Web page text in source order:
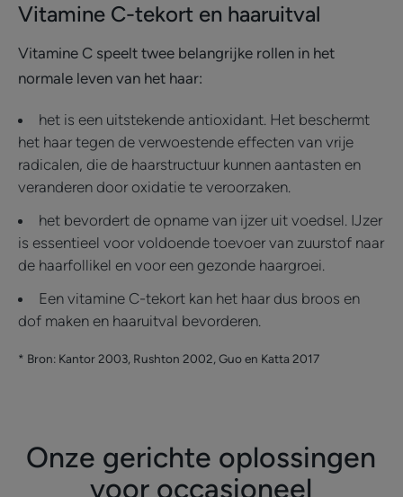
Vitamine C-tekort en haaruitval
Vitamine C speelt twee belangrijke rollen in het
normale leven van het haar:
het is een uitstekende antioxidant. Het beschermt
het haar tegen de verwoestende effecten van vrije
radicalen, die de haarstructuur kunnen aantasten en
veranderen door oxidatie te veroorzaken.
het bevordert de opname van ijzer uit voedsel. IJzer
is essentieel voor voldoende toevoer van zuurstof naar
de haarfollikel en voor een gezonde haargroei.
Een vitamine C-tekort kan het haar dus broos en
dof maken en haaruitval bevorderen.
* Bron: Kantor 2003, Rushton 2002, Guo en Katta 2017
Onze gerichte oplossingen
voor occasioneel